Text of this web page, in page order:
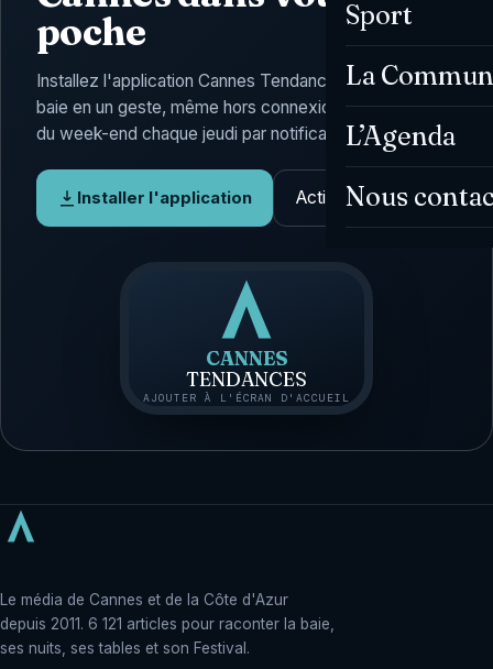
Sport
La
L’Agenda
Nous
poche
Installez l'application Cannes Tendances : l'actu de la
baie en un geste, même hors connexion, et l'Agenda
du week-end chaque jeudi par notification.
Installer l'application Activer les alertes
CANNES
TENDANCES
AJOUTER À L'ÉCRAN D'ACCUEIL
Le média de Cannes et de la Côte d'Azur
depuis 2011. 6 121 articles pour raconter la baie,
ses nuits, ses tables et son Festival.